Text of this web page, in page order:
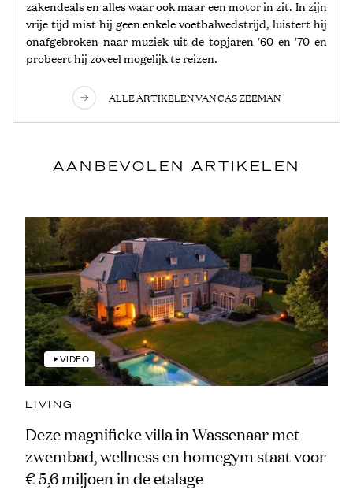
zakendeals en alles waar ook maar een motor in zit. In zijn
vrije tijd mist hij geen enkele voetbalwedstrijd, luistert hij
onafgebroken naar muziek uit de topjaren '60 en '70 en
probeert hij zoveel mogelijk te reizen.
ALLE ARTIKELEN VAN CAS ZEEMAN
AANBEVOLEN ARTIKELEN
VIDEO
LIVING
Deze magnifieke villa in Wassenaar met
zwembad, wellness en homegym staat voor
€ 5,6 miljoen in de etalage